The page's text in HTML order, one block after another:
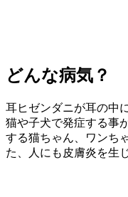
どんな病気？
耳ヒゼンダニが耳の中
猫や子犬で発症する事
する猫ちゃん、ワンち
た、人にも皮膚炎を生